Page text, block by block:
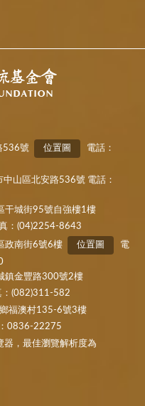
536號 位置圖
電話：
山區北安路536號 電話：
干城街95號自強樓1樓
：(04)2254-8643
政南街6號6樓
位置圖
電
鎮金豐路300號2樓
：(082)311-582
福澳村135-6號3樓
0836-22275
器，最佳瀏覽解析度為